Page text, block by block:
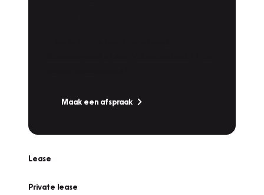
Maak een afspraak
Lease
Private lease